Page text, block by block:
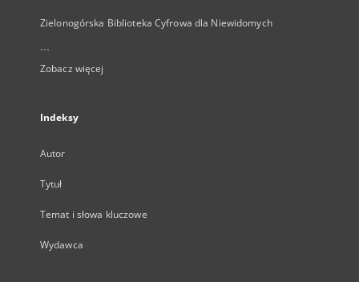
Zielonogórska Biblioteka Cyfrowa dla Niewidomych
...
Zobacz więcej
Indeksy
Autor
Tytuł
Temat i słowa kluczowe
Wydawca